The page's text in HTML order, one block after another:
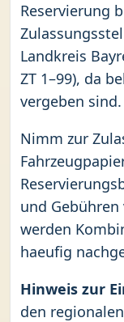
Reservierung
Landkreis
ZT 1–99), da
vergeben sind.
Nimm zur
und
werden
haeufig
Hinweis zur
den